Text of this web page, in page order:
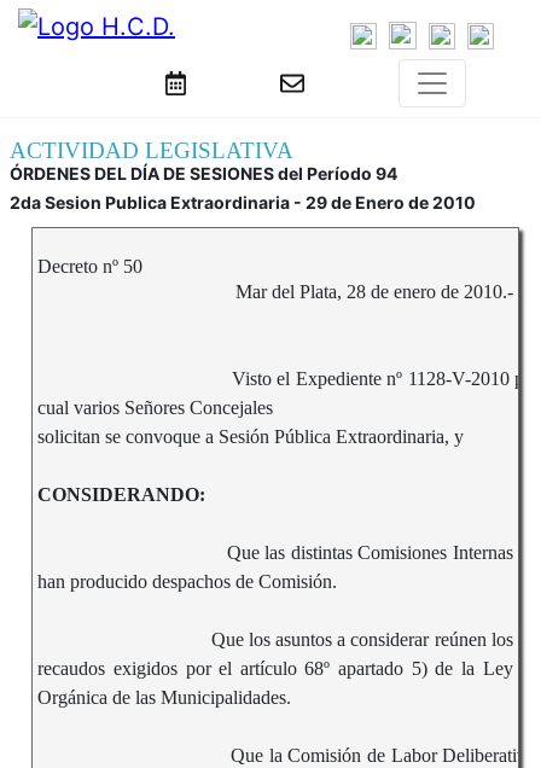
ACTIVIDAD LEGISLATIVA
ÓRDENES DEL DÍA DE SESIONES del Período 94
2da Sesion Publica Extraordinaria - 29 de Enero de 2010
Decreto nº 50
Mar del Plata, 28 de enero de 2010.-
Visto el Expediente nº 1128-V-2010 por
cual varios Señores Concejales
solicitan se convoque a Sesión Pública Extraordinaria, y
CONSIDERANDO:
Que las distintas Comisiones Internas
han producido despachos de Comisión.
Que los asuntos a considerar reúnen los
recaudos exigidos por el artículo 68º apartado 5) de la Ley
Orgánica de las Municipalidades.
Que la Comisión de Labor Deliberativa